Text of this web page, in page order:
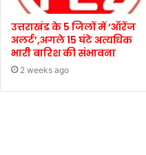
उत्तराखंड के 5 जिलों में ‘ऑरेंज
अलर्ट’,अगले 15 घंटे अत्यधिक
भारी बारिश की संभावना
2 weeks ago